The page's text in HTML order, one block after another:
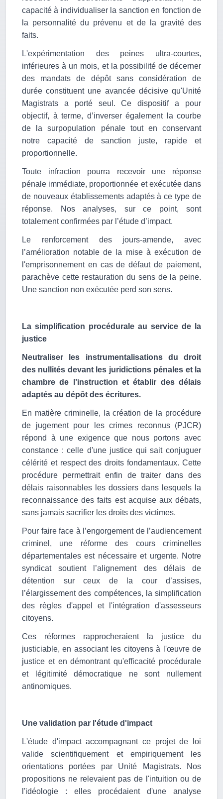
capacité à individualiser la sanction en fonction de
la personnalité du prévenu et de la gravité des
faits.
L'expérimentation des peines ultra-courtes,
inférieures à un mois, et la possibilité de décerner
des mandats de dépôt sans considération de
durée constituent une avancée décisive qu'Unité
Magistrats a porté seul. Ce dispositif a pour
objectif, à terme, d’inverser également la courbe
de la surpopulation pénale tout en conservant
notre capacité de sanction juste, rapide et
proportionnelle.
Toute infraction pourra recevoir une réponse
pénale immédiate, proportionnée et exécutée dans
de nouveaux établissements adaptés à ce type de
réponse. Nos analyses, sur ce point, sont
totalement confirmées par l’étude d’impact.
Le renforcement des jours-amende, avec
l’amélioration notable de la mise à exécution de
l'emprisonnement en cas de défaut de paiement,
parachève cette restauration du sens de la peine.
Une sanction non exécutée perd son sens.
La simplification procédurale au service de la
justice
Neutraliser les instrumentalisations du droit
des nullités devant les juridictions pénales et la
chambre de l’instruction et établir des délais
adaptés au dépôt des écritures.
En matière criminelle, la création de la procédure
de jugement pour les crimes reconnus (PJCR)
répond à une exigence que nous portons avec
constance : celle d'une justice qui sait conjuguer
célérité et respect des droits fondamentaux. Cette
procédure permettrait enfin de traiter dans des
délais raisonnables les dossiers dans lesquels la
reconnaissance des faits est acquise aux débats,
sans jamais sacrifier les droits des victimes.
Pour faire face à l’engorgement de l’audiencement
criminel, une réforme des cours criminelles
départementales est nécessaire et urgente. Notre
syndicat soutient l’alignement des délais de
détention sur ceux de la cour d’assises,
l’élargissement des compétences, la simplification
des règles d'appel et l'intégration d'assesseurs
citoyens.
Ces réformes rapprocheraient la justice du
justiciable, en associant les citoyens à l'œuvre de
justice et en démontrant qu'efficacité procédurale
et légitimité démocratique ne sont nullement
antinomiques.
Une validation par l'étude d'impact
L'étude d'impact accompagnant ce projet de loi
valide scientifiquement et empiriquement les
orientations portées par Unité Magistrats. Nos
propositions ne relevaient pas de l'intuition ou de
l'idéologie : elles procédaient d'une analyse